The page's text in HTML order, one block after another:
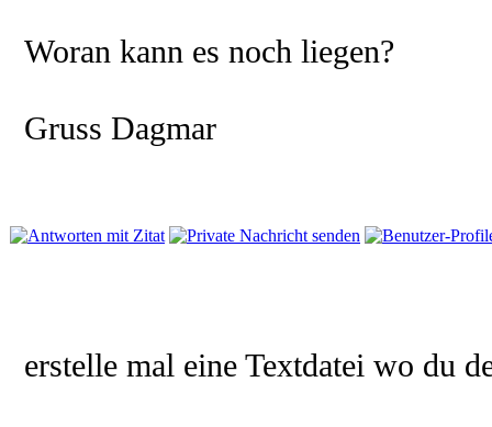
Woran kann es noch liegen?
Gruss Dagmar
erstelle mal eine Textdatei wo du